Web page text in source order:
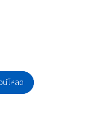
น์โหลด
รคัดเลือกบุคคลเพื่อจ้างเป็นลูกจ้างชั่ว
าศรับสมัครสอบคัดเลือกบุคคลเพื่อจ้างเ